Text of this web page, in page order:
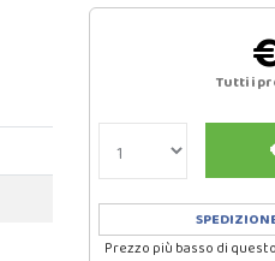
Tutti i
Prezzo più basso di